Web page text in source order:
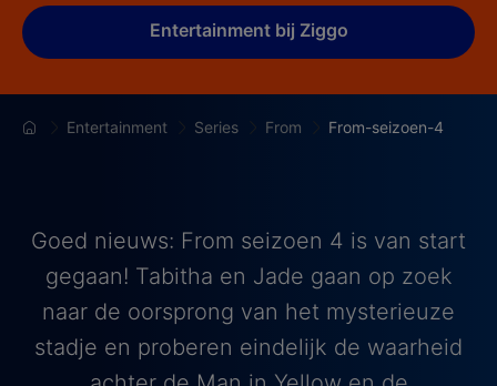
Entertainment bij Ziggo
Entertainment Series From From-seizoen-4
Goed nieuws: From seizoen 4 is van start
gegaan! Tabitha en Jade gaan op zoek
naar de oorsprong van het mysterieuze
stadje en proberen eindelijk de waarheid